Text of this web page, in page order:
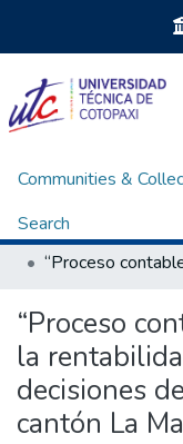
Communities &
Search
Statistics
Home
“Proceso
la
decisiones
cantón La